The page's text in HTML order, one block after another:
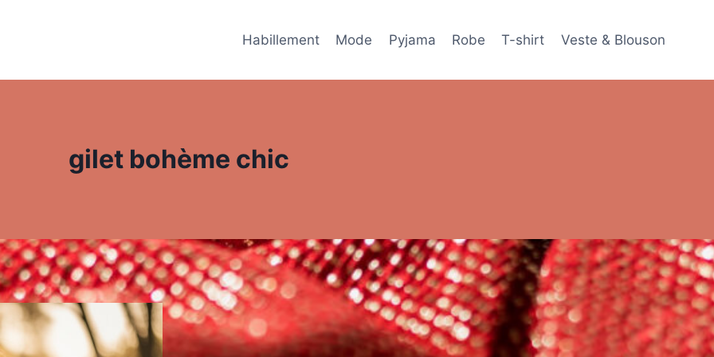
Habillement Mode Pyjama Robe T-shirt Veste & Blouson
gilet bohème chic